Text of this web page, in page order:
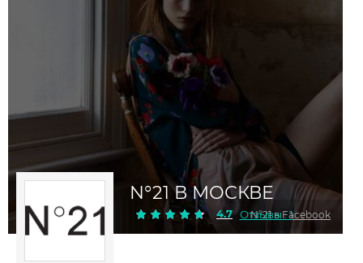
N°21 в Facebook
N°21 В МОСКВЕ
4.7 Отзывы : 1